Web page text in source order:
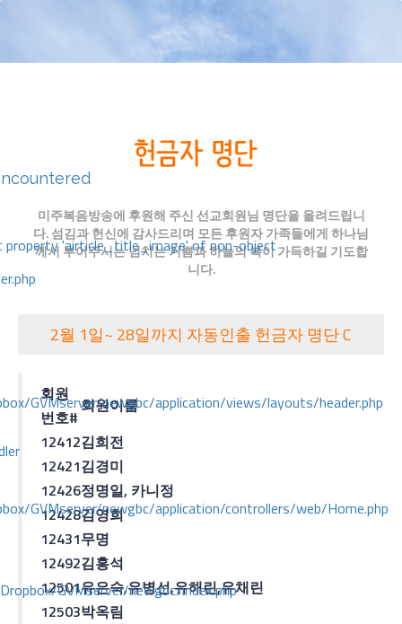
property 'airticle_title_image' of non-object
GVMserver/newgbc/application/views/layouts/header.php
GVMserver/newgbc/application/controllers/web/Home.php
GVMserver/newgbc/index.php
미주복음방송에 후원해 주신 선교회원님 명단을 올려드립니
다. 섬김과 헌신에 감사드리며 모든 후원자 가족들에게 하나님
께서 부어주시는 넘치는 기쁨과 하늘의 복이 가득하길 기도합
니다.
2월 1일~ 28일까지 자동인출 헌금자 명단 C
회원
번호#
회원이름
12412김희전
12421김경미
12426정명일, 카니정
12428김영희
12431무명
12492김홍석
12501유은숙,유병선,유해린,유채린
12503박옥림